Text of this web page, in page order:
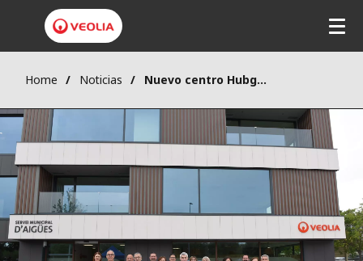
Home Noticias Nuevo centro Hubgrade en Granollers